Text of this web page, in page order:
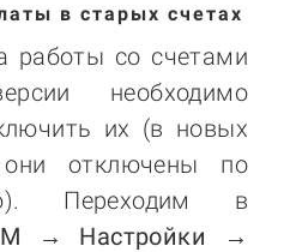
в старых счетах
работы со счетами
необходимо
их (в новых
они отключены по
Переходим в
→ Настройки →